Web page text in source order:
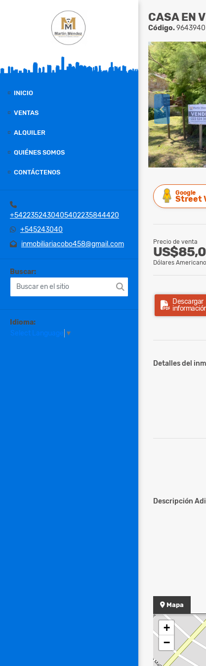
INICIO
VENTAS
ALQUILER
QUIÉNES SOMOS
CONTÁCTENOS
+5422352430405402235844420
+545243040
inmobiliariacobo458@gmail.com
Buscar:
Idioma:
Select Language ▼
CASA EN
Código.9643940
Google
Street
Precio de venta
Dólares
Descargar
Detalles del
Descripción
Mapa
+
−